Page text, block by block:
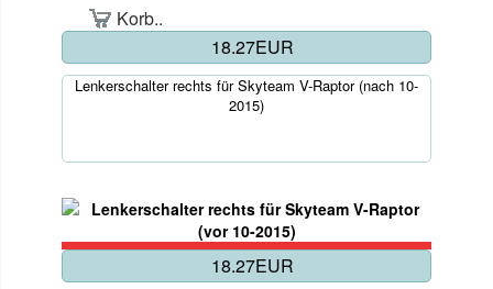
Korb..
18.27EUR
Lenkerschalter rechts für Skyteam V-Raptor (nach 10-
2015)
18.27EUR